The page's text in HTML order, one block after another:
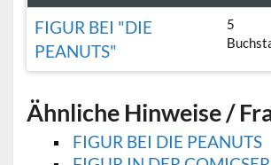
FIGUR BEI "DIE
PEANUTS"
5
Ähnliche Hinweise /
FIGUR BEI DIE PEANUTS